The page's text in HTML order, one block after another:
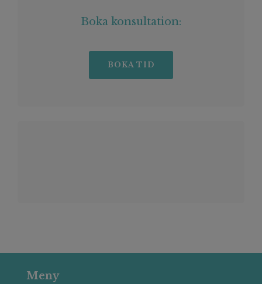
Boka konsultation:
BOKA TID
Meny